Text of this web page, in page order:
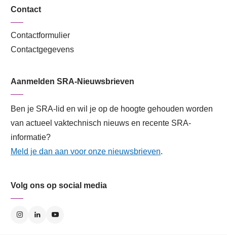
Contact
Contactformulier
Contactgegevens
Aanmelden SRA-Nieuwsbrieven
Ben je SRA-lid en wil je op de hoogte gehouden worden
van actueel vaktechnisch nieuws en recente SRA-
informatie?
Meld je dan aan voor onze nieuwsbrieven.
Volg ons op social media